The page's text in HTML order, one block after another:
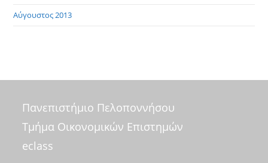
Αύγουστος 2013
Πανεπιστήμιο Πελοποννήσου
Τμήμα Οικονομικών Επιστημών
eclass